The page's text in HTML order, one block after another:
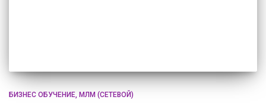
БИЗНЕС ОБУЧЕНИЕ МЛМ (СЕТЕВОЙ)